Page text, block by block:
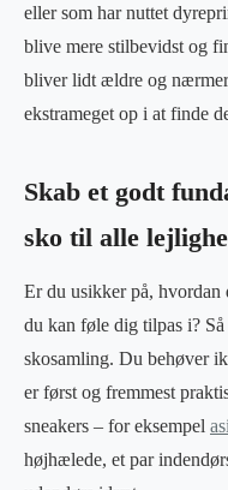
eller som har nuttet
blive mere stilbevidst og
bliver lidt ældre og
ekstrameget op i at finde
Skab et godt
sko til alle
Er du usikker på, hvordan
du kan føle dig tilpas i?
skosamling. Du behøver
er først og fremmest
sneakers – for eksempel
højhælede, et par